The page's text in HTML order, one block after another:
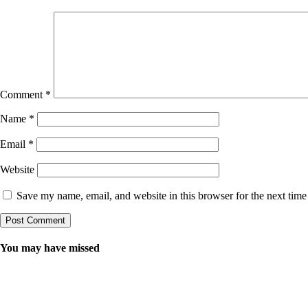
Comment *
Name *
Email *
Website
Save my name, email, and website in this browser for the next
You may have missed